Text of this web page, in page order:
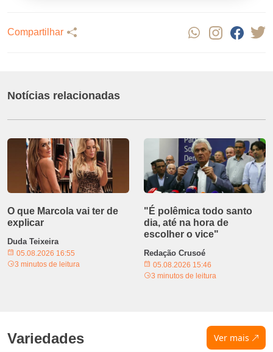
Compartilhar
Notícias relacionadas
O que Marcola vai ter de
explicar
Duda Teixeira
05.08.2026 16:55
3 minutos de leitura
"É polêmica todo santo
dia, até na hora de
escolher o vice"
Redação Crusoé
05.08.2026 15:46
3 minutos de leitura
Variedades Ver mais